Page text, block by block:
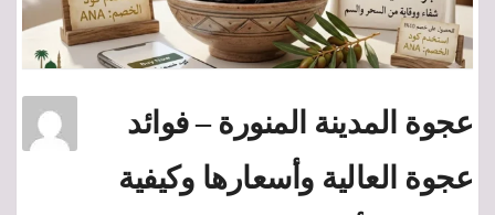
عجوة المدينة المنورة – فوائد
عجوة العالية وأسعارها وكيفية